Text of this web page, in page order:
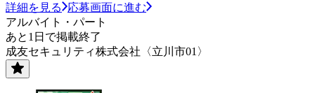
詳細を見る
応募画面に進む
アルバイト・パート
あと1日で掲載終了
成友セキュリティ株式会社〈立川市01〉